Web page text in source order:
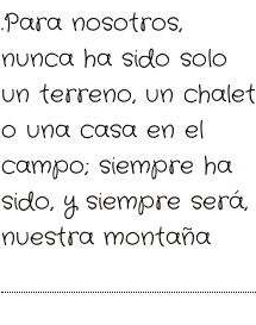
.Para nosotros,
nunca ha sido solo
un terreno, un chalet
o una casa en el
campo; siempre ha
sido, y siempre será,
nuestra montaña